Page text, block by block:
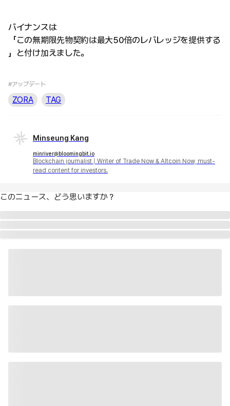
バイナンスは
「この無期限先物契約は最大50倍のレバレッジを提供する
」と付け加えました。
#アップデート
ZORA TAG
Minseung Kang
minriver@bloomingbit.io
Blockchain journalist | Writer of Trade Now & Altcoin Now, must-
read content for investors.
このニュース、どう思いますか？